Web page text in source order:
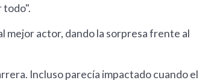
todo".
mejor actor, dando la sorpresa frente al
Incluso parecía impactado cuando el